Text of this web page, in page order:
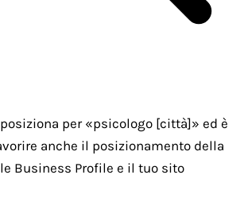
per «psicologo [città]» ed è
anche il posizionamento della
Business Profile e il tuo sito